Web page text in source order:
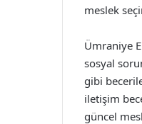
meslek
Ümraniye
sosyal
gibi
iletişim
güncel